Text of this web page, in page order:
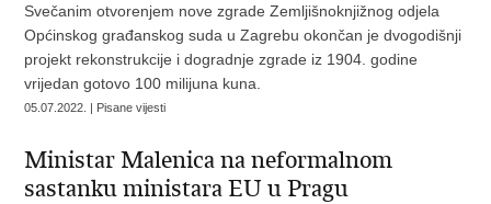
Svečanim otvorenjem nove zgrade Zemljišnoknjižnog odjela
Općinskog građanskog suda u Zagrebu okončan je dvogodišnji
projekt rekonstrukcije i dogradnje zgrade iz 1904. godine
vrijedan gotovo 100 milijuna kuna.
05.07.2022. | Pisane vijesti
Ministar Malenica na neformalnom
sastanku ministara EU u Pragu